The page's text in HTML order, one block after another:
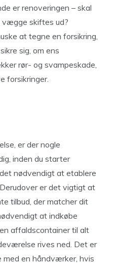
er renoveringen – skal
vægge skiftes ud?
at tegne en forsikring,
sig, om ens
rør- og svampeskade,
forsikringer.
er der nogle
inden du starter
nødvendigt at etablere
er det vigtigt at
tilbud, der matcher dit
at indkøbe
affaldscontainer til alt
rives ned. Det er
en håndværker, hvis